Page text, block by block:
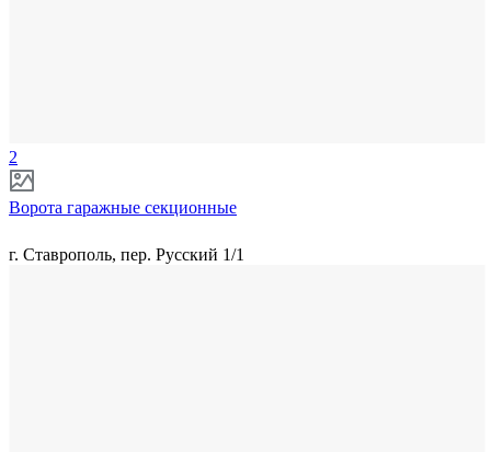
2
Ворота гаражные секционные
г. Ставрополь, пер. Русский 1/1